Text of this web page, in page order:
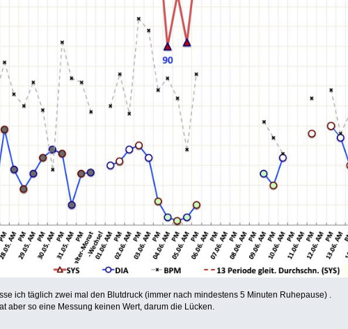
ich täglich zwei mal den Blutdruck (immer nach mindestens 5 Minuten Ruhepause) .
aber so eine Messung keinen Wert, darum die Lücken.